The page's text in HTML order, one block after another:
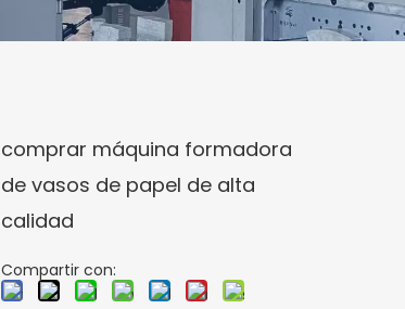
comprar máquina formadora
de vasos de papel de alta
calidad
Compartir con: